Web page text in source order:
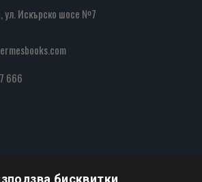
ул. Искърско шосе №7
666
бисквитки